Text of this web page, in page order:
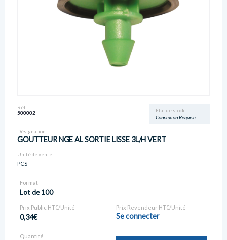
Etat de stock
Connexion Requise
Réf
500002
Désignation
GOUTTEUR NGE AL SORTIE LISSE 3L/H VERT
Unité de vente
PCS
Format
Lot de 100
Prix Public HT€/Unité
0,34€
Prix Revendeur HT€/Unité
Se connecter
Quantité